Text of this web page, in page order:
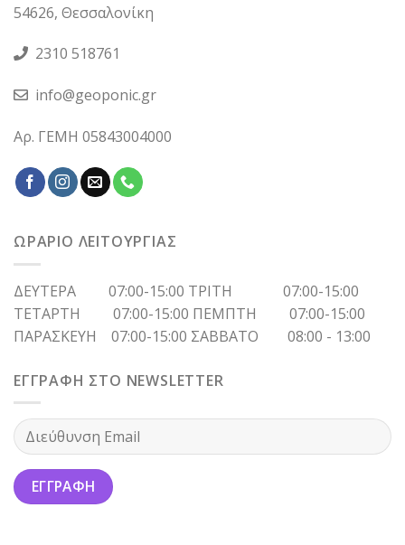
54626, Θεσσαλονίκη
2310 518761
info@geoponic.gr
Αρ. ΓΕΜΗ 05843004000
ΩΡΑΡΙΟ ΛΕΙΤΟΥΡΓΙΑΣ
ΔΕΥΤΕΡΑ 07:00-15:00 ΤΡΙΤΗ 07:00-15:00
ΤΕΤΑΡΤΗ 07:00-15:00 ΠΕΜΠΤΗ 07:00-15:00
ΠΑΡΑΣΚΕΥΗ 07:00-15:00 ΣΑΒΒΑΤΟ 08:00 - 13:00
ΕΓΓΡΑΦΗ ΣΤΟ NEWSLETTER